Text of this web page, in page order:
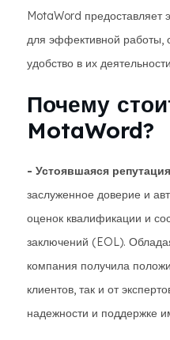
MotaWord предоставляет
для эффективной работы,
удобство в их
Почему
MotaWord?
- Устоявшаяся репутация
заслуженное доверие и
оценок квалификации и
заключений (EOL).
компания получила
клиентов, так и от
надежности и поддержке